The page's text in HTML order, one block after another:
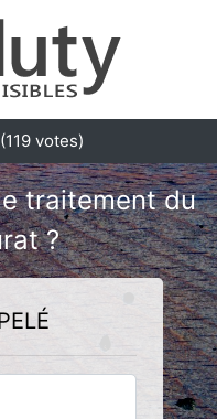
(119 votes)
traitement du
?